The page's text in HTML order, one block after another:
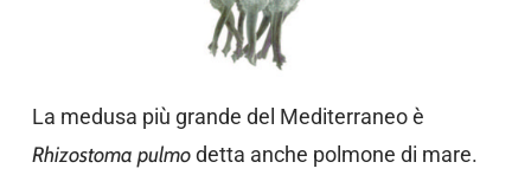
La medusa più grande del Mediterraneo è
Rhizostoma pulmodetta anche polmone di mare.